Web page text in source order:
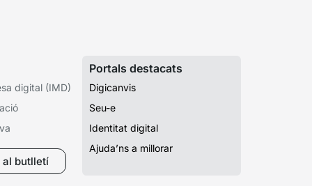
digital (IMD)
butlletí
Portals destacats
Digicanvis
Seu-e
Identitat digital
Ajuda’ns a millorar